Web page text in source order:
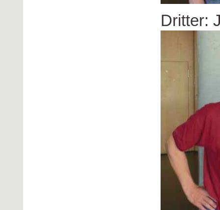
Dritter: